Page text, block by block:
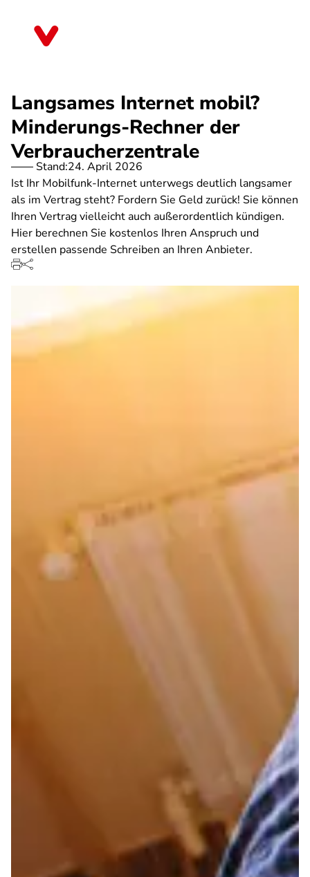
Langsames Internet mobil?
Minderungs-Rechner der
Verbraucherzentrale
Stand:24. April 2026
Ist Ihr Mobilfunk-Internet unterwegs deutlich langsamer
als im Vertrag steht? Fordern Sie Geld zurück! Sie können
Ihren Vertrag vielleicht auch außerordentlich kündigen.
Hier berechnen Sie kostenlos Ihren Anspruch und
erstellen passende Schreiben an Ihren Anbieter.